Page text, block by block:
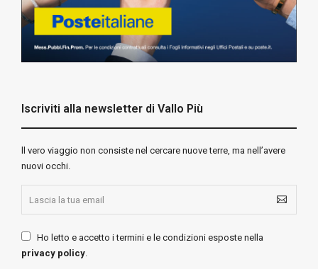
Iscriviti alla newsletter di Vallo Più
ll vero viaggio non consiste nel cercare nuove terre, ma nell’avere
nuovi occhi.
Ho letto e accetto i termini e le condizioni esposte nella
privacy policy.